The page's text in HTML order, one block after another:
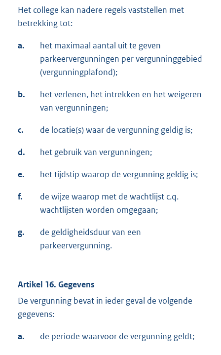
Het college kan nadere regels vaststellen met
betrekking tot:
a.
het maximaal aantal uit te geven
parkeervergunningen per vergunninggebied
(vergunningplafond);
b.
het verlenen, het intrekken en het weigeren
van vergunningen;
c. de locatie(s) waar de vergunning geldig is;
d. het gebruik van vergunningen;
e. het tijdstip waarop de vergunning geldig is;
f.
de wijze waarop met de wachtlijst c.q.
wachtlijsten worden omgegaan;
g.
de geldigheidsduur van een
parkeervergunning.
Artikel 16. Gegevens
De vergunning bevat in ieder geval de volgende
gegevens:
a. de periode waarvoor de vergunning geldt;